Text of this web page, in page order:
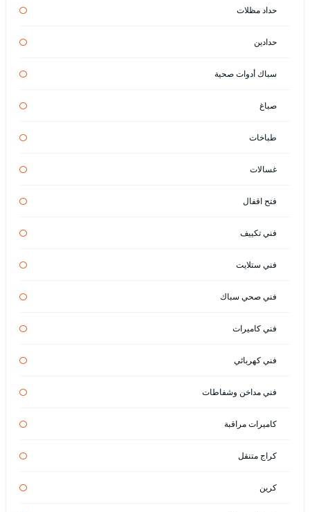
حداد مظلات
حدادين
سباك أدوات صحية
صباغ
طباخات
غسالات
فتح اقفال
فني تكييف
فني ستلايت
فني صحي سباك
فني كاميرات
فني كهربائي
فني مداخن وشفاطات
كاميرات مراقبة
كراج متنقل
كرين